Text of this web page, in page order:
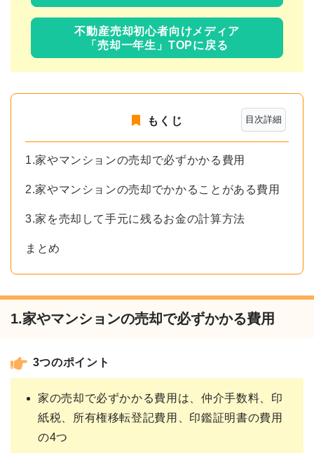
不動産売却初心者向けメディア
「売却一年生」TOPに戻る
目次詳細
もくじ
1.家やマンションの売却で必ずかかる費用
2.家やマンションの売却でかかることがある費用
3.家を売却して手元に残るお金の計算方法
まとめ
1.家やマンションの売却で必ずかかる費用
3つのポイント
家の売却で必ずかかる費用は、仲介手数料、印
紙税、所有権移転登記費用、印鑑証明書の費用
の4つ